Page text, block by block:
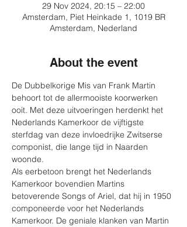
29 Nov 2024, 20:15 – 22:00
Amsterdam, Piet Heinkade 1, 1019 BR
Amsterdam, Nederland
About the event
De Dubbelkorige Mis van Frank Martin
behoort tot de allermooiste koorwerken
ooit. Met deze uitvoeringen herdenkt het
Nederlands Kamerkoor de vijftigste
sterfdag van deze invloedrijke Zwitserse
componist, die lange tijd in Naarden
woonde.
Als eerbetoon brengt het Nederlands
Kamerkoor bovendien Martins
betoverende Songs of Ariel, dat hij in 1950
componeerde voor het Nederlands
Kamerkoor. De geniale klanken van Martin